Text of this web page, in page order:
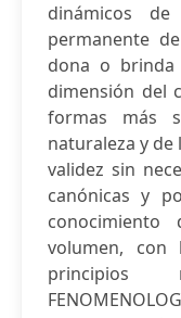
dinámicos
permanente
dona o
dimensión del
formas más
naturaleza y de
validez sin
canónicas y
volumen,
principios